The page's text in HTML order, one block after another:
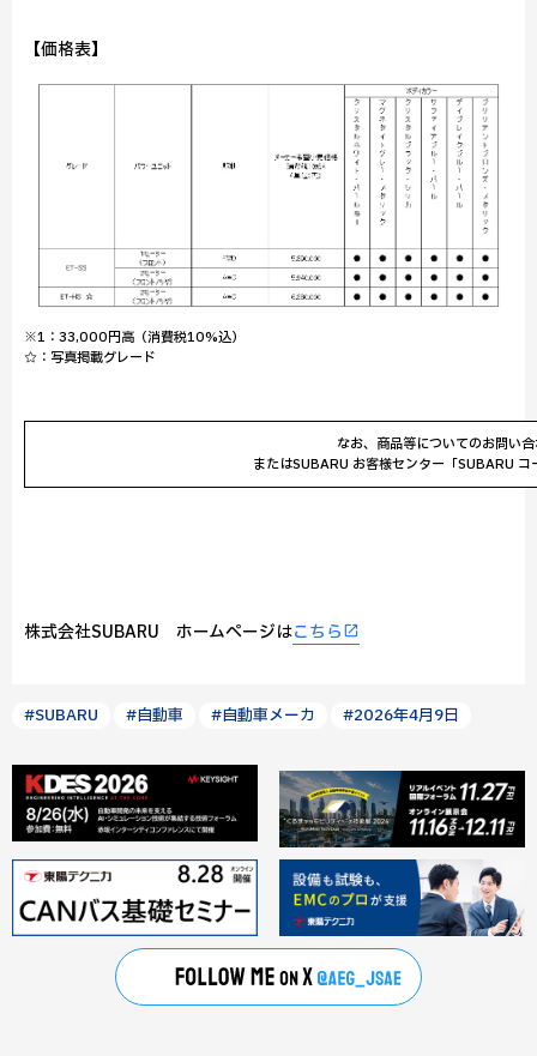
【価格表】
※1：33,000円高（消費税10%込）
☆：写真掲載グレード
なお、商品等についてのお問い
またはSUBARU お客様センター「SUBARU
株式会社SUBARU ホームページはこちら
#SUBARU #自動車 #自動車メーカ #2026年4月9日